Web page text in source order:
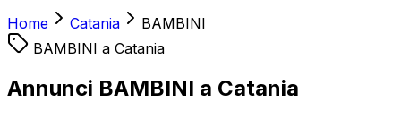
Home Catania
BAMBINI
BAMBINI a Catania
Annunci BAMBINI a Catania